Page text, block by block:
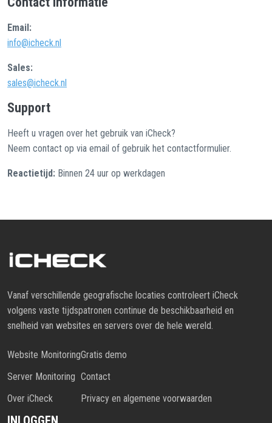
Email:
info@icheck.nl
Sales:
sales@icheck.nl
Support
Heeft u vragen over het gebruik van iCheck?
Neem contact op via email of gebruik het contactformulier.
Reactietijd: Binnen 24 uur op werkdagen
Vanaf verschillende geografische locaties controleert iCheck
volgens vaste tijdspatronen continue de beschikbaarheid en
snelheid van websites en servers over de hele wereld.
Website Monitoring
Server Monitoring
Over iCheck
Gratis demo
Contact
Privacy en algemene voorwaarden